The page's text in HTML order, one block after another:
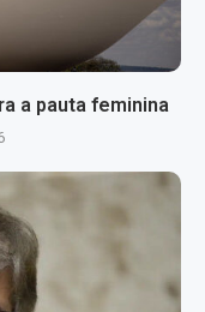
a pauta feminina